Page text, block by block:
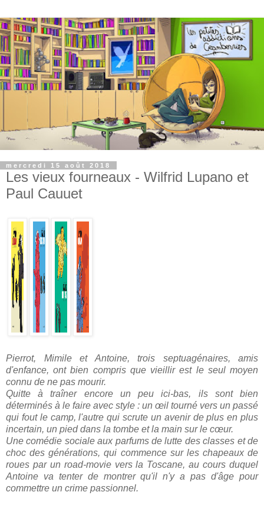
mercredi 15 août 2018
Les vieux fourneaux - Wilfrid Lupano et
Paul Cauuet
Pierrot, Mimile et Antoine, trois septuagénaires, amis
d'enfance, ont bien compris que vieillir est le seul moyen
connu de ne pas mourir.
Quitte à traîner encore un peu ici-bas, ils sont bien
déterminés à le faire avec style : un œil tourné vers un passé
qui fout le camp, l'autre qui scrute un avenir de plus en plus
incertain, un pied dans la tombe et la main sur le cœur.
Une comédie sociale aux parfums de lutte des classes et de
choc des générations, qui commence sur les chapeaux de
roues par un road-movie vers la Toscane, au cours duquel
Antoine va tenter de montrer qu'il n'y a pas d'âge pour
commettre un crime passionnel.